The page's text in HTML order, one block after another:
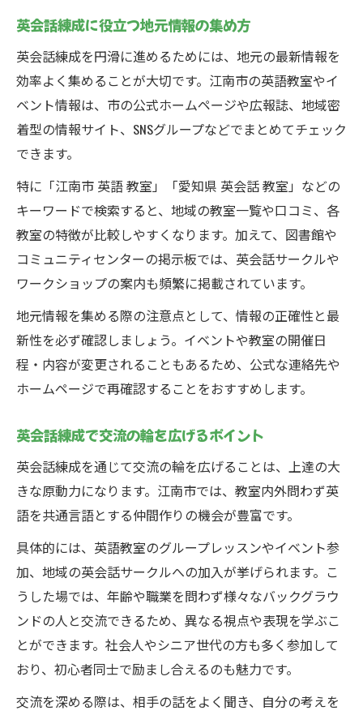
英会話練成に役立つ地元情報の集め方
英会話練成を円滑に進めるためには、地元の最新情報を
効率よく集めることが大切です。江南市の英語教室やイ
ベント情報は、市の公式ホームページや広報誌、地域密
着型の情報サイト、SNSグループなどでまとめてチェック
できます。
特に「江南市 英語 教室」「愛知県 英会話 教室」などの
キーワードで検索すると、地域の教室一覧や口コミ、各
教室の特徴が比較しやすくなります。加えて、図書館や
コミュニティセンターの掲示板では、英会話サークルや
ワークショップの案内も頻繁に掲載されています。
地元情報を集める際の注意点として、情報の正確性と最
新性を必ず確認しましょう。イベントや教室の開催日
程・内容が変更されることもあるため、公式な連絡先や
ホームページで再確認することをおすすめします。
英会話練成で交流の輪を広げるポイント
英会話練成を通じて交流の輪を広げることは、上達の大
きな原動力になります。江南市では、教室内外問わず英
語を共通言語とする仲間作りの機会が豊富です。
具体的には、英語教室のグループレッスンやイベント参
加、地域の英会話サークルへの加入が挙げられます。こ
うした場では、年齢や職業を問わず様々なバックグラウ
ンドの人と交流できるため、異なる視点や表現を学ぶこ
とができます。社会人やシニア世代の方も多く参加して
おり、初心者同士で励まし合えるのも魅力です。
交流を深める際は、相手の話をよく聞き、自分の考えを